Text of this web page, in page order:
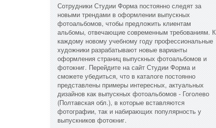
Сотрудники Студии Форма постоянно следят за
новыми трендами в оформлении выпускных
фотоальбомов, чтобы предложить клиентам
альбомы, отвечающие современным требованиям. К
каждому новому учебному году профессиональные
художники разрабатывают новые варианты
оформления страниц выпускных фотоальбомов и
фотокниг. Перейдите на сайт Студии Форма и
сможете убедиться, что в каталоге постоянно
представлены примеры интересных, актуальных
дизайнов как выпускных фотоальбомов - Гоголево
(Полтавская обл.), в которые вставляются
фотографии, так и набирающих популярность у
выпускников фотокниг.